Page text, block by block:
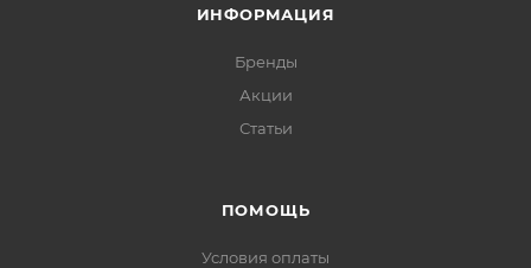
ИНФОРМАЦИЯ
Бренды
Акции
Статьи
ПОМОЩЬ
Условия оплаты